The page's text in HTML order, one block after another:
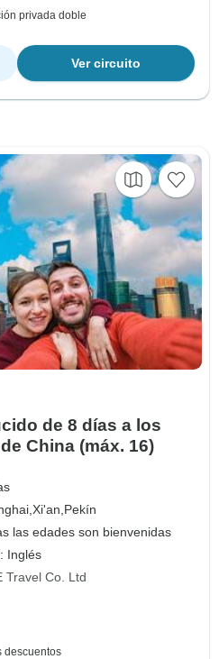
privada doble
Ver circuito
de 8 días a los
China (máx. 16)
Xi'an, Pekín
las edades son bienvenidas
Inglés
Travel Co. Ltd
descuentos